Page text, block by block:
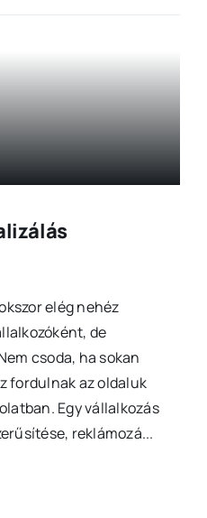
elég nehéz
de
csoda, ha sokan
fordulnak az oldaluk
Egy vállalkozás
reklámozá...